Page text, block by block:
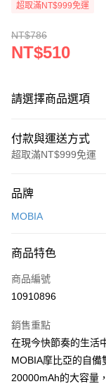
超取滿NT$999免運
NT$786
NT$510
請選擇商品選項
付款與運送方式
超取滿NT$999免運
信用卡一次付款
Apple Pay
街口支付
AFTEE先享後付
相關說明
【關於「AFTEE先享後
AFTEE先享後付是「
ATM付款
品牌
MOBIA
商品特色
商品編號
10910896
銷售重點
在現今快節奏的生活
MOBIA摩比亞的自
20000mAh的大容量